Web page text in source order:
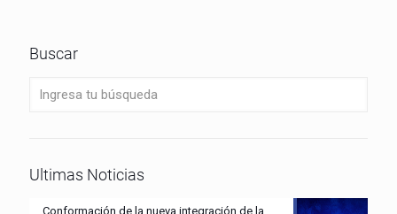
Buscar
Ultimas Noticias
Conformación de la nueva integración de la